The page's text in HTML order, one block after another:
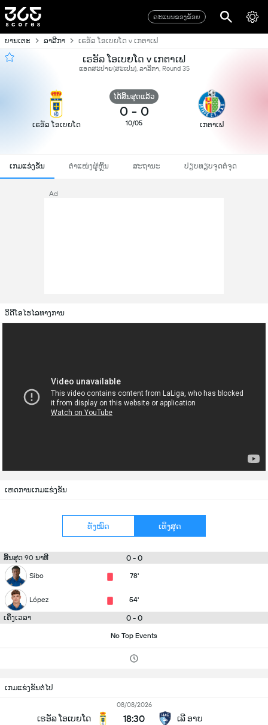
ຄະແນນຂອງຂ້ອຍ
ບານເຕະ ລາລີກາ ເຣອັລ ໂອເບຍໂດ v ເກຕາເຟ
ເຣອັລ ໂອເບຍໂດ v ເກຕາເຟ
ແອດສະປາຍ​(ສະເປນ), ລາລີກາ, Round 35
ເຣອັລ ໂອເບຍໂດ
ໄດ້ສິ້ນສຸດແລ້ວ
0 - 0
10/05 ເກຕາເຟ
ເກມແຂ່ງຂັນ ຕຳແໜ່ງຜູ້ຫຼິ້ນ ສະຖານະ ປຽບທຽບຈຸດຕໍ່ຈຸດ
Ad
ວິດີໂອໄຮໄລທາງການ
ເຫດການເກມແຂ່ງຂັນ
ທັງໝົດ ເທິງສຸດ
ສິ້ນສຸດ 90 ນາທີ 0 - 0
Sibo 78'
López 54'
ເຄິ່ງເວລາ 0 - 0
No Top Events
ເກມແຂ່ງຂັນຕໍ່ໄປ
ເຣອັລ ໂອເບຍໂດ
08/08/2026
18:30 ເລີ ອາບ